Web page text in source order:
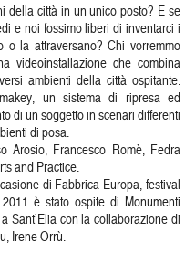
della città in un unico posto? E se
e noi fossimo liberi di inventarci i
la attraversano? Chi vorremmo
videoinstallazione che combina
ambienti della città ospitante.
un sistema di ripresa ed
di un soggetto in scenari differenti
di posa.
Arosio, Francesco Romè, Fedra
and Practice.
di Fabbrica Europa, festival
è stato ospite di Monumenti
Sant’Elia con la collaborazione di
Irene Orrù.